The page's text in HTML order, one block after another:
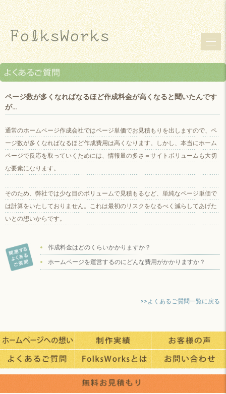
ページ数が多くなればなるほど作成料金が高くなると聞いたんです
が…
通常のホームページ作成会社ではページ単価でお見積もりを出しますので、ペ
ージ数が多くなればなるほど作成費用は高くなります。しかし、本当にホーム
ページで反応を取っていくためには、情報量の多さ＝サイトボリュームも大切
な要素になります。
そのため、弊社では少な目のボリュームで見積もるなど、単純なページ単価で
は計算をいたしておりません。これは最初のリスクをなるべく減らしてあげた
いとの想いからです。
作成料金はどのくらいかかりますか？
ホームページを運営するのにどんな費用がかかりますか？
>>よくあるご質問一覧に戻る